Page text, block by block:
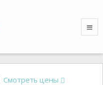
Смотреть цены